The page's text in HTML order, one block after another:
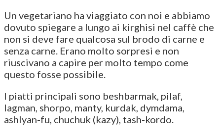
Un vegetariano ha viaggiato con noi e abbiamo
dovuto spiegare a lungo ai kirghisi nel caffè che
non si deve fare qualcosa sul brodo di carne e
senza carne. Erano molto sorpresi e non
riuscivano a capire per molto tempo come
questo fosse possibile.
I piatti principali sono beshbarmak, pilaf,
lagman, shorpo, manty, kurdak, dymdama,
ashlyan-fu, chuchuk (kazy), tash-kordo.